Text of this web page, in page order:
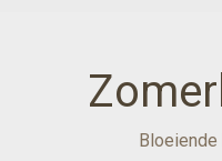
Bloeiende